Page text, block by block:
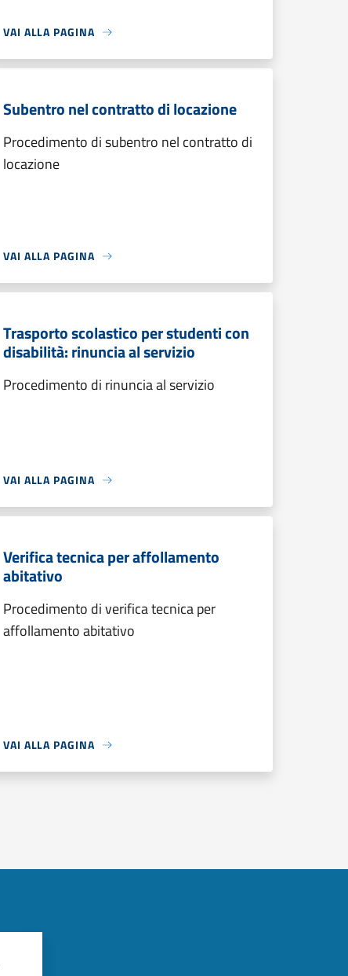
VAI ALLA PAGINA
Subentro nel contratto di locazione
Procedimento di subentro nel contratto di
locazione
VAI ALLA PAGINA
Trasporto scolastico per studenti con
disabilità: rinuncia al servizio
Procedimento di rinuncia al servizio
VAI ALLA PAGINA
Verifica tecnica per affollamento
abitativo
Procedimento di verifica tecnica per
affollamento abitativo
VAI ALLA PAGINA